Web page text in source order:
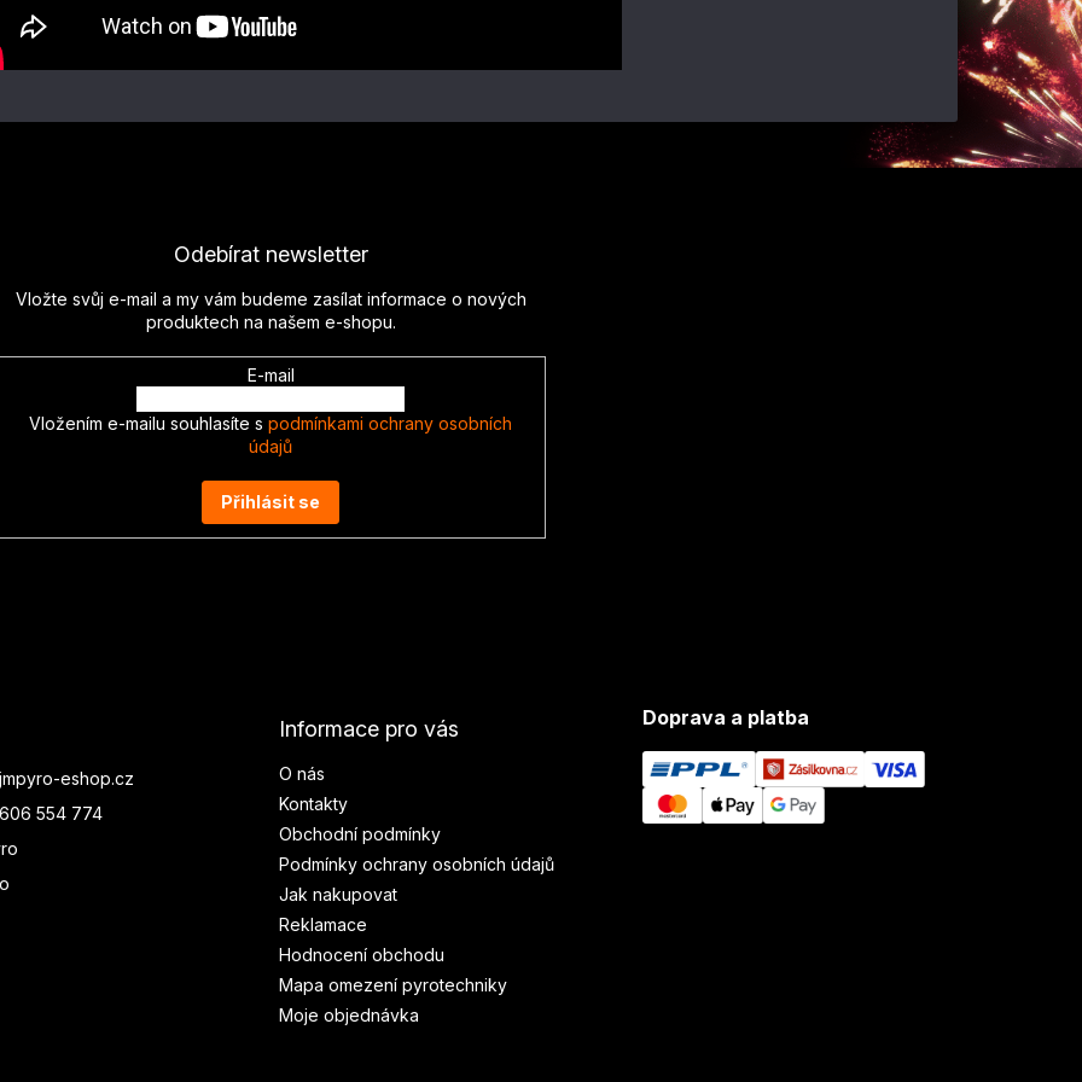
Odebírat newsletter
Vložte svůj e-mail a my vám budeme zasílat informace o nových
produktech na našem e-shopu.
E-mail
Vložením e-mailu souhlasíte s podmínkami ochrany osobních
údajů
Přihlásit se
jmpyro-eshop.cz
554 774
Informace pro vás
O nás
Kontakty
Obchodní podmínky
Podmínky ochrany osobních údajů
Jak nakupovat
Reklamace
Hodnocení obchodu
Mapa omezení pyrotechniky
Moje objednávka
Doprava a platba